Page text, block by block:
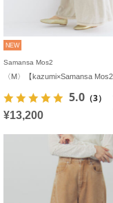
NEW
Samansa Mos2
5.0 （3）
¥13,200